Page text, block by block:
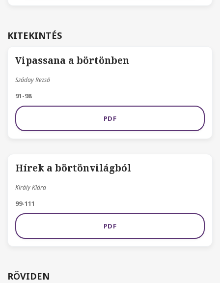
KITEKINTÉS
Vipassana a börtönben
Száday Rezső
91-98
PDF
Hírek a börtönvilágból
Király Klára
99-111
PDF
RÖVIDEN